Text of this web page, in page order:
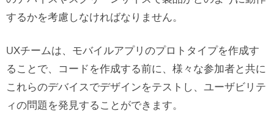
するかを考慮しなければなりません。
UXチームは、モバイルアプリのプロトタイプを作成す
ることで、コードを作成する前に、様々な参加者と共に
これらのデバイスでデザインをテストし、ユーザビリテ
ィの問題を発見することができます。